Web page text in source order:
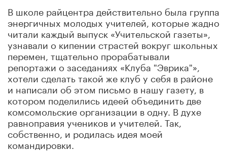
В школе райцентра действительно была группа
энергичных молодых учителей, которые жадно
читали каждый выпуск «Учительской газеты»,
узнавали о кипении страстей вокруг школьных
перемен, тщательно прорабатывали
репортажи о заседаниях «Клуба "Эврика"»,
хотели сделать такой же клуб у себя в районе
и написали об этом письмо в нашу газету, в
котором поделились идеей объединить две
комсомольские организации в одну. В духе
равноправия учеников и учителей. Так,
собственно и родилась идея моей
командировки.